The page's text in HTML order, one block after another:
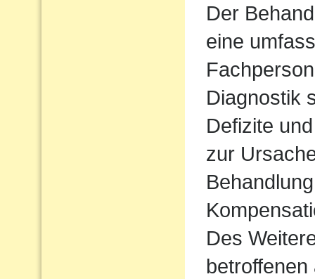
Der
eine
Diagnostik
Defizite
zur
Des
betroffenen